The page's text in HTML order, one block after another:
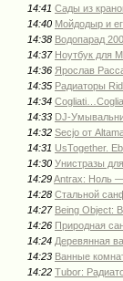
14:41 Сады из
14:40 Мойдодыр и
14:38 Водопарад
14:37 Ноутбук для
14:36 Ярослав
14:35 Радиаторы
14:34
14:33 DJ-
14:32 Secjo от
14:31 UsTogether.
14:30 Унистразы
14:29Antrax: Ноль
14:28 Стальной
14:27 Being Object:
14:26 Природная
14:24 Деревянная
14:23 Ванные
14:22 Tubor: